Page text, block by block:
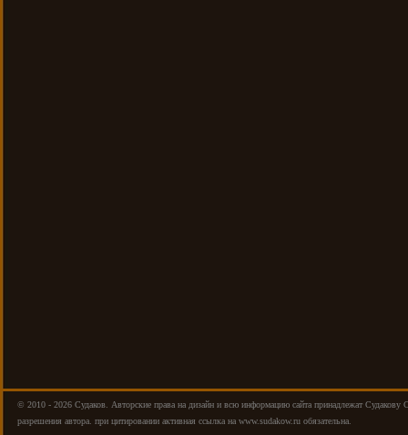
© 2010 - 2026 Cудаков. Авторские права на дизайн и всю информацию сайта принадлежат Судакову
разрешения автора. при цитировании активная ссылка на www.sudakow.ru обязательна.